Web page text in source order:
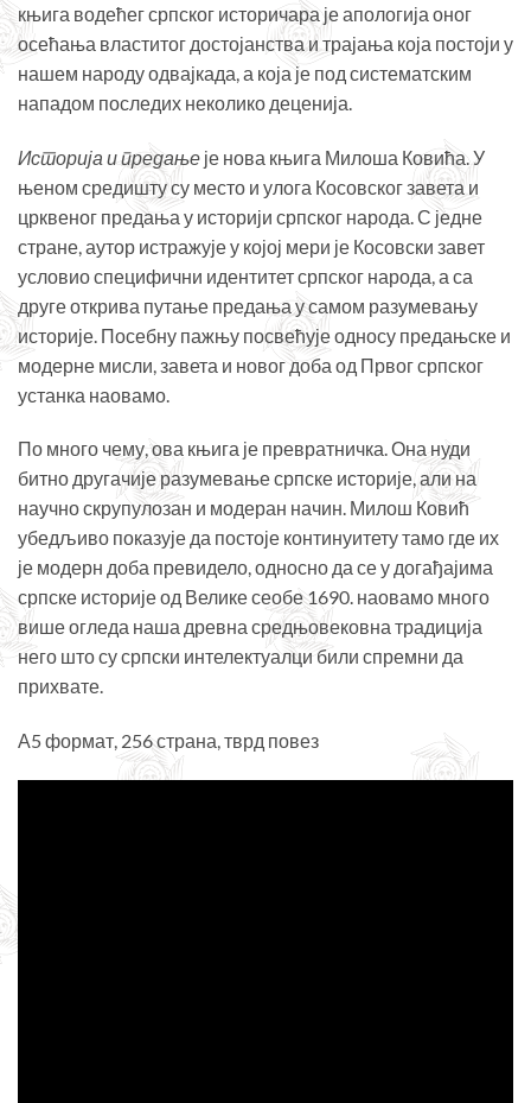
књига водећег српског историчара је апологија оног
осећања властитог достојанства и трајања која постоји у
нашем народу одвајкада, а која је под систематским
нападом последих неколико деценија.
Историја и предање је нова књига Милоша Ковића. У
њеном средишту су место и улога Косовског завета и
црквеног предања у историји српског народа. С једне
стране, аутор истражује у којој мери је Косовски завет
условио специфични идентитет српског народа, а са
друге открива путање предања у самом разумевању
историје. Посебну пажњу посвећује односу предањске и
модерне мисли, завета и новог доба од Првог српског
устанка наовамо.
По много чему, ова књига је превратничка. Она нуди
битно другачије разумевање српске историје, али на
научно скрупулозан и модеран начин. Милош Ковић
убедљиво показује да постоје континуитету тамо где их
је модерн доба превидело, односно да се у догађајима
српске историје од Велике сеобе 1690. наовамо много
више огледа наша древна средњовековна традиција
него што су српски интелектуалци били спремни да
прихвате.
А5 формат, 256 страна, тврд повез